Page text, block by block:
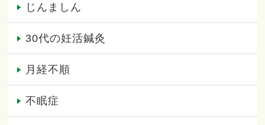
じんましん
30代の妊活鍼灸
月経不順
不眠症